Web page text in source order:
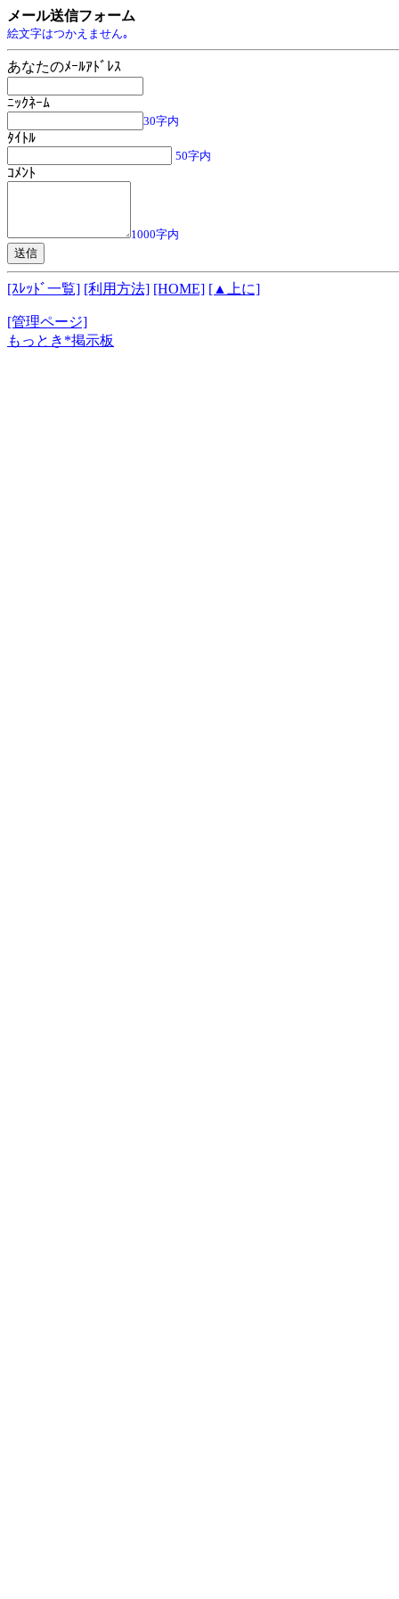
メール送信フォーム
絵文字はつかえません｡
あなたのﾒｰﾙｱﾄﾞﾚｽ
ﾆｯｸﾈｰﾑ
30字内
ﾀｲﾄﾙ
50字内
ｺﾒﾝﾄ
1000字内
[ｽﾚｯﾄﾞ一覧] [利用方法] [HOME] [▲上に]
[管理ページ]
もっとき*掲示板